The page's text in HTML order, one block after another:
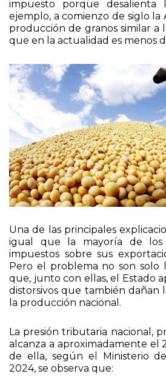
Los derechos a la
impuesto porque desalienta
ejemplo, a comienzo de siglo
producción de granos similar a
Una de las principales
igual que la mayoría de los
impuestos sobre sus
Pero el problema no son solo
que, junto con ellas, el Estado
distorsivos que también dañan
La presión tributaria nacional,
alcanza a aproximadamente el
de ella, según el Ministerio